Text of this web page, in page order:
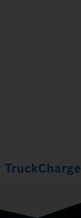
TruckCharge